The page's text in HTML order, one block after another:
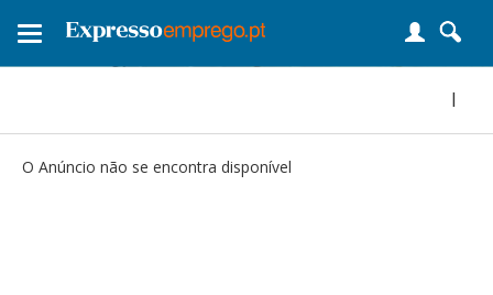
Toggle
|
O Anúncio não se encontra disponível